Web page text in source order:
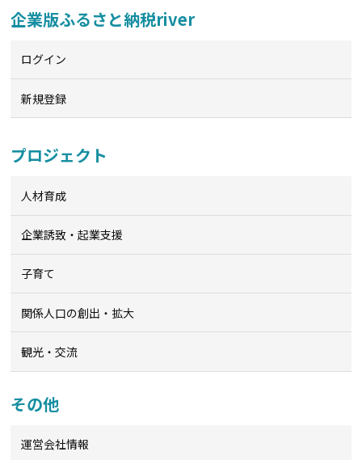
企業版ふるさと納税river
ログイン
新規登録
プロジェクト
人材育成
企業誘致・起業支援
子育て
関係人口の創出・拡大
観光・交流
その他
運営会社情報